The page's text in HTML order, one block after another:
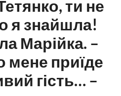
ти не
я знайшла!
Марійка. –
мене приїде
гість… –